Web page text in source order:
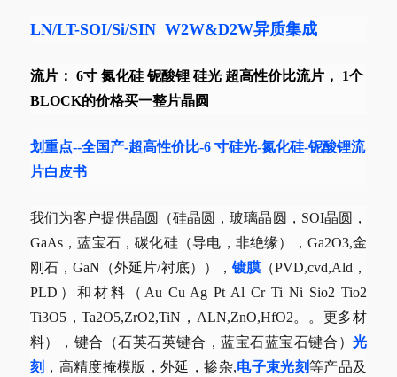
LN/LT-SOI/Si/SIN W2W&D2W异质集成
流片： 6寸 氮化硅 铌酸锂 硅光 超高性价比流片， 1个
BLOCK的价格买一整片晶圆
划重点--全国产-超高性价比-6 寸硅光-氮化硅-铌酸锂流
片白皮书
我们为客户提供晶圆（硅晶圆，玻璃晶圆，SOI晶圆，
GaAs，蓝宝石，碳化硅（导电，非绝缘），Ga2O3,金
刚石，GaN（外延片/衬底））， 镀膜（PVD,cvd,Ald，
PLD）和材料（Au Cu Ag Pt Al Cr Ti Ni Sio2 Tio2
Ti3O5，Ta2O5,ZrO2,TiN，ALN,ZnO,HfO2。。更多材
料），键合（石英石英键合，蓝宝石蓝宝石键合）光
刻 ，高精度掩模版，外延，掺杂,电子束光刻等产品及